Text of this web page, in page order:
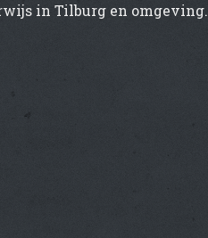
in Tilburg en omgeving.